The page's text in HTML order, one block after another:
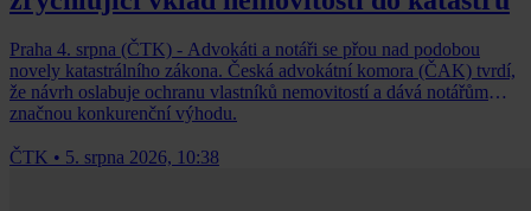
Praha 4. srpna (ČTK) - Advokáti a notáři se přou nad podobou
novely katastrálního zákona. Česká advokátní komora (ČAK) tvrdí,
že návrh oslabuje ochranu vlastníků nemovitostí a dává notářům
značnou konkurenční výhodu.
ČTK • 5. srpna 2026, 10:38